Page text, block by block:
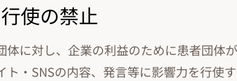
使の禁止
体に対し、企業の利益のために患者団体
ト・SNSの内容、発言等に影響力を行使す